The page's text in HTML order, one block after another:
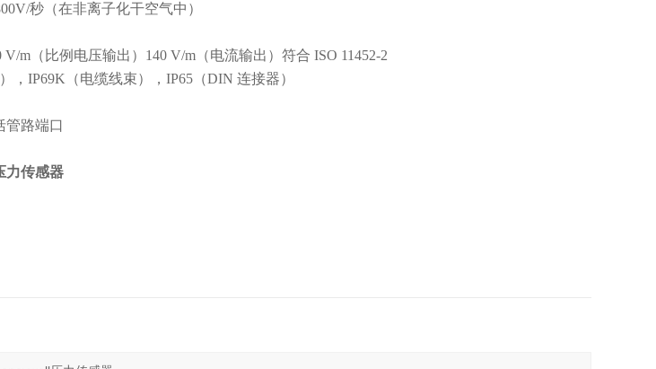
秒（在非离子化干空气中）
m（比例电压输出）140 V/m（电流输出）符合 ISO 11452-2
，IP69K（电缆线束），IP65（DIN 连接器）
管路端口
力传感器